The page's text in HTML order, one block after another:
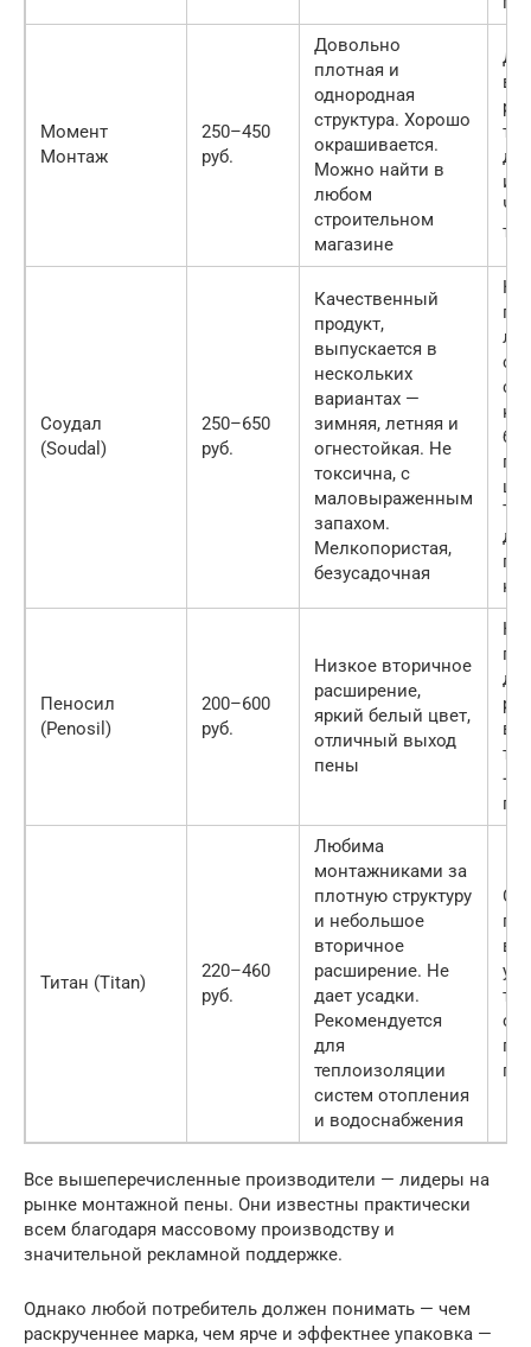
Момент
Монтаж
250–450
руб.
Довольно
плотная и
однородная
структура. Хорошо
окрашивается.
Можно найти в
любом
строительном
магазине
Соудал
(Soudal)
250–650
руб.
Качественный
продукт,
выпускается в
нескольких
вариантах —
зимняя, летняя и
огнестойкая. Не
токсична, с
маловыраженным
запахом.
Мелкопористая,
безусадочная
Не
Пеносил
(Penosil)
200–600
руб.
Низкое вторичное
расширение,
яркий белый цвет,
отличный выход
пены
Не
Титан (Titan)
220–460
руб.
Любима
монтажниками за
плотную структуру
и небольшое
вторичное
расширение. Не
дает усадки.
Рекомендуется
для
теплоизоляции
систем отопления
и водоснабжения
год
Все вышеперечисленные производители — лидеры на
рынке монтажной пены. Они известны практически
всем благодаря массовому производству и
значительной рекламной поддержке.
Однако любой потребитель должен понимать — чем
раскрученнее марка, чем ярче и эффектнее упаковка —